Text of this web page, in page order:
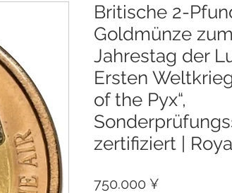
Britische 2-
Goldmünze
Jahrestag der
Ersten Weltkrieg
of the Pyx“,
zertifiziert |
750.000 ¥